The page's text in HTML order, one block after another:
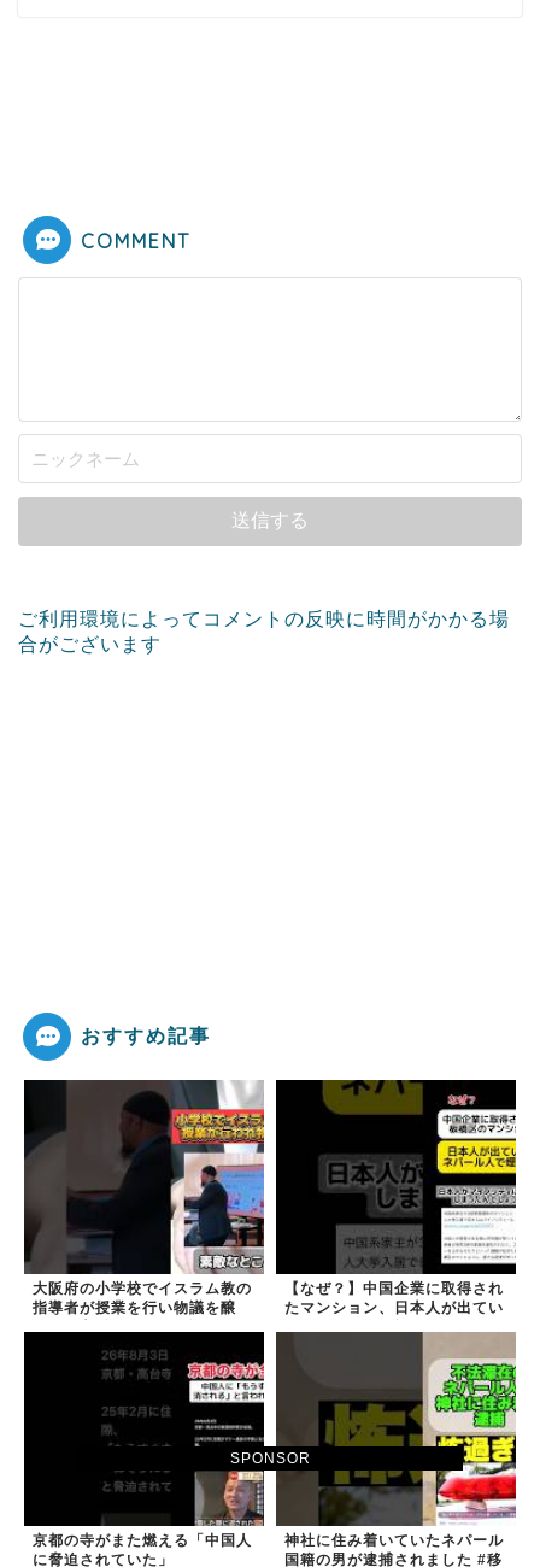
SPONSOR
COMMENT
ご利用環境によってコメントの反映に時間がかかる場
合がございます
おすすめ記事
大阪府の小学校でイスラム教の
指導者が授業を行い物議を醸
【なぜ？】中国企業に取得され
たマンション、日本人が出てい
京都の寺がまた燃える「中国人
に脅迫されていた」
神社に住み着いていたネパール
国籍の男が逮捕されました #移